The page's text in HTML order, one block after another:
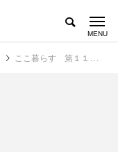
ここ暮らす 第１１号（４月）